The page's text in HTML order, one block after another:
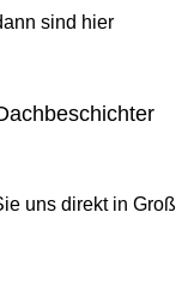
sind hier
uns direkt in Groß